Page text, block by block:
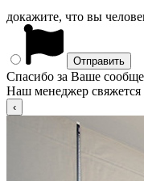
докажите, что вы
Спасибо за Ваше
Наш менеджер